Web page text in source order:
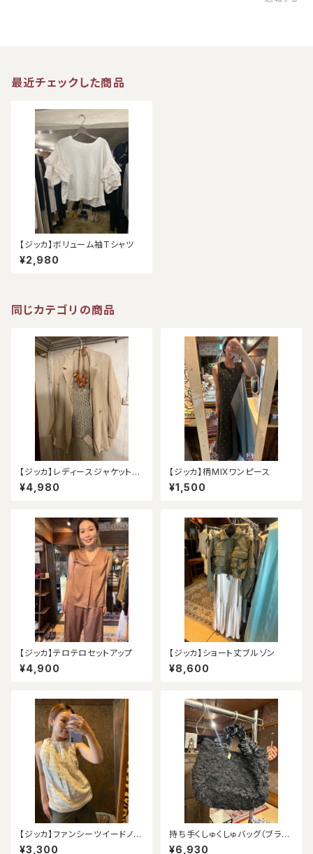
最近チェックした商品
【ジッカ】ボリューム袖Tシャツ
¥2,980
同じカテゴリの商品
【ジッカ】レディースジャケット
（アウトレット）
¥4,980
【ジッカ】柄MIXワンピース
¥1,500
【ジッカ】テロテロセットアップ
¥4,900
【ジッカ】ショート丈ブルゾン
¥8,600
【ジッカ】ファンシーツイードノー
スリーブ（アウトレット）
¥3,300
持ち手くしゅくしゅバッグ（ブラッ
ク）
¥6,930